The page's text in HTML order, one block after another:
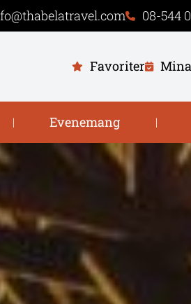
08-544
Favoriter
| Evenemang |